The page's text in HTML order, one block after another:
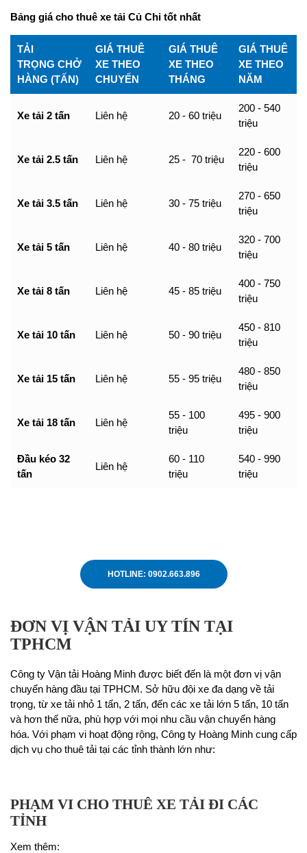
Bảng giá cho thuê xe tải Củ Chi tốt nhất
TẢI
TRỌNG CHỞ
HÀNG (TẤN)
GIÁ THUÊ
XE THEO
CHUYẾN
GIÁ THUÊ
XE THEO
THÁNG
GIÁ THUÊ
XE THEO
NĂM
Xe tải 2 tấn Liên hệ 20 - 60 triệu
200 - 540
triệu
Xe tải 2.5 tấn Liên hệ 25 - 70 triệu
220 - 600
triệu
Xe tải 3.5 tấn Liên hệ 30 - 75 triệu
270 - 650
triệu
Xe tải 5 tấn Liên hệ 40 - 80 triệu
320 - 700
triệu
Xe tải 8 tấn Liên hệ 45 - 85 triệu
400 - 750
triệu
Xe tải 10 tấn Liên hệ 50 - 90 triệu
450 - 810
triệu
Xe tải 15 tấn Liên hệ 55 - 95 triệu
480 - 850
triệu
Xe tải 18 tấn Liên hệ
55 - 100
triệu
495 - 900
triệu
Đầu kéo 32
tấn
Liên hệ
60 - 110
triệu
540 - 990
triệu
HOTLINE: 0902.663.896
ĐƠN VỊ VẬN TẢI UY TÍN TẠI
TPHCM
Công ty Vận tải Hoàng Minh được biết đến là một đơn vị vận
chuyển hàng đầu tại TPHCM. Sở hữu đội xe đa dạng về tải
trọng, từ xe tải nhỏ 1 tấn, 2 tấn, đến các xe tải lớn 5 tấn, 10 tấn
và hơn thế nữa, phù hợp với mọi nhu cầu vận chuyển hàng
hóa. Với phạm vi hoạt động rộng, Công ty Hoàng Minh cung cấp
dịch vụ cho thuê tải tại các tỉnh thành lớn như:
PHẠM VI CHO THUÊ XE TẢI ĐI CÁC
TỈNH
Xem thêm: